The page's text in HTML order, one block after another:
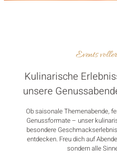
Events
Kulinarische
unsere
Ob saisonale Themenabende,
Genussformate – unser
besondere
entdecken. Freu dich auf
sondern alle